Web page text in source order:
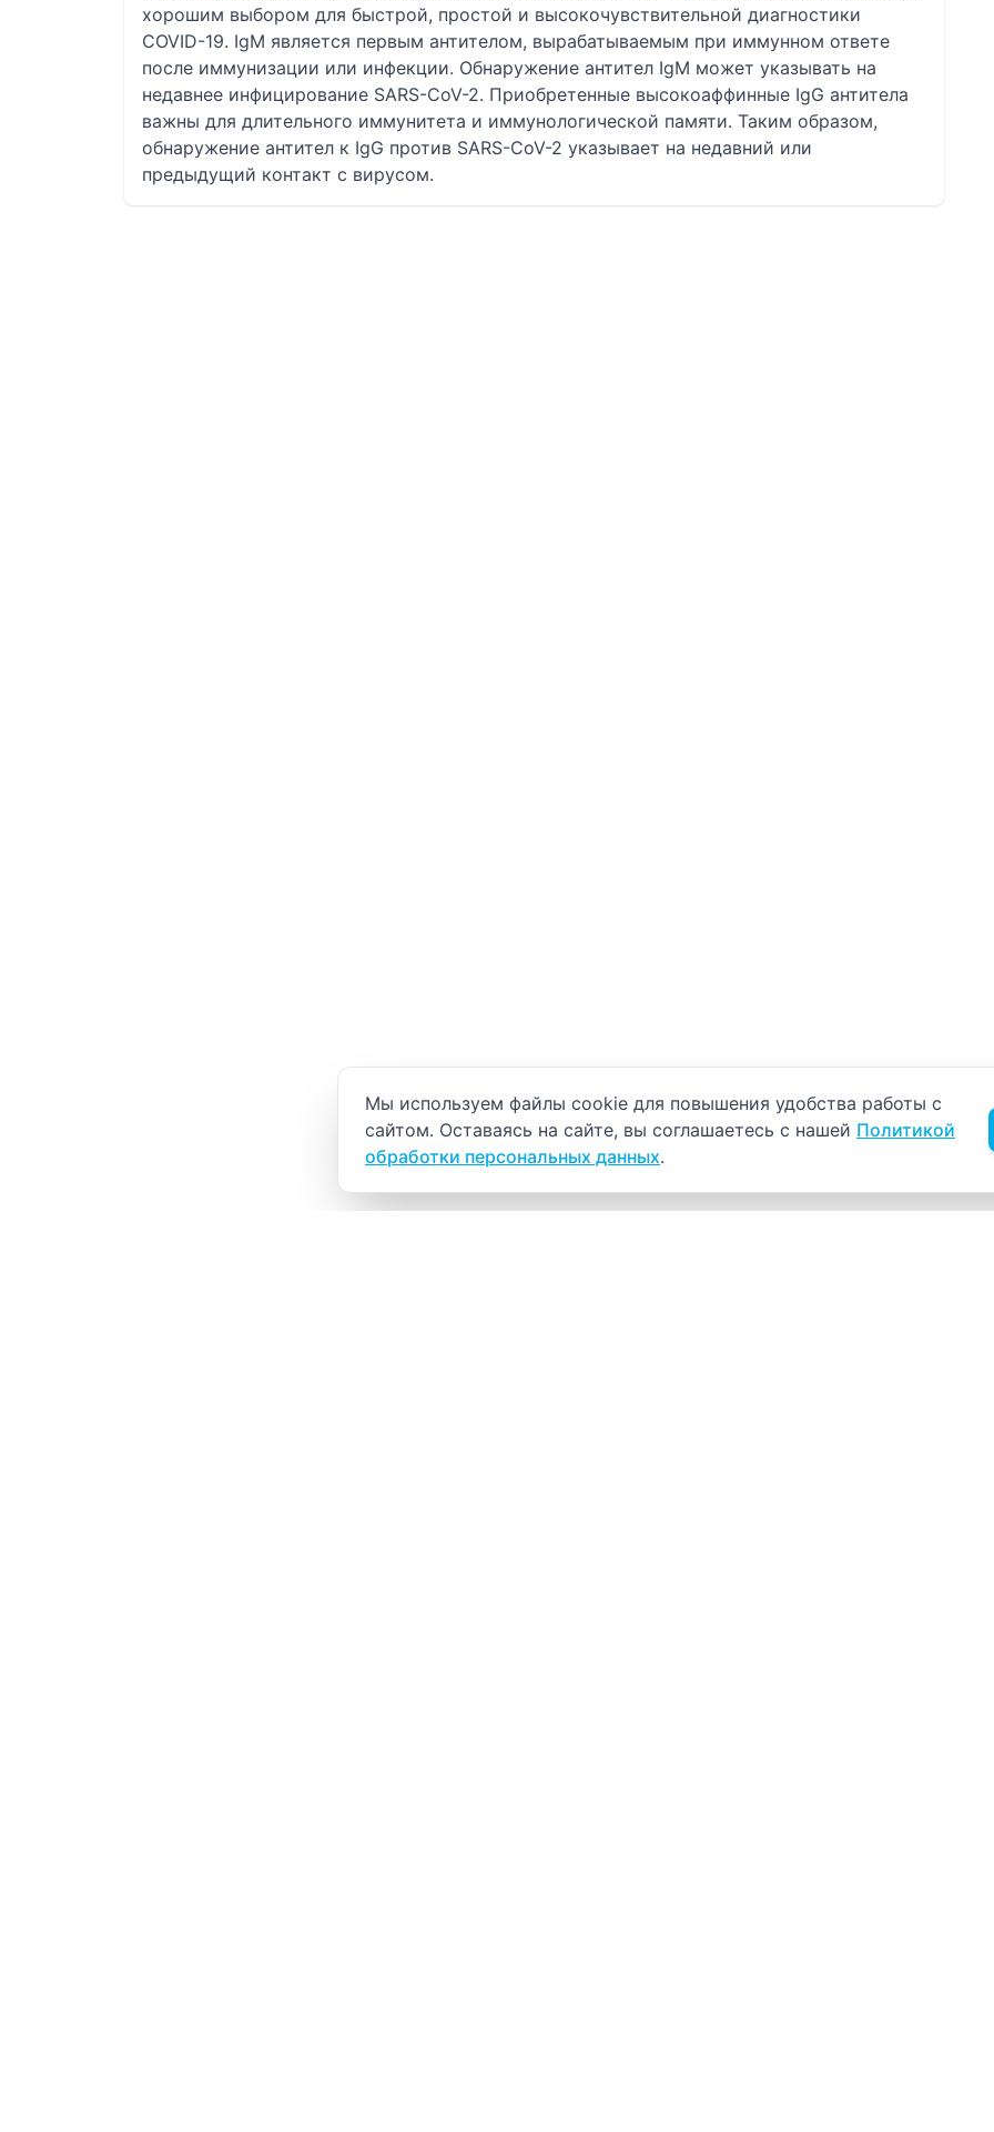
хорошим выбором для быстрой, простой и высокочувствительной диагностики
COVID-19. IgM является первым антителом, вырабатываемым при иммунном ответе
после иммунизации или инфекции. Обнаружение антител IgM может указывать на
недавнее инфицирование SARS-CoV-2. Приобретенные высокоаффинные IgG антитела
важны для длительного иммунитета и иммунологической памяти. Таким образом,
обнаружение антител к IgG против SARS-CoV-2 указывает на недавний или
Уведомление об использовании cookie
Мы используем файлы cookie для повышения удобства работы с
сайтом. Оставаясь на сайте, вы соглашаетесь с нашей Политикой
обработки персональных данных.